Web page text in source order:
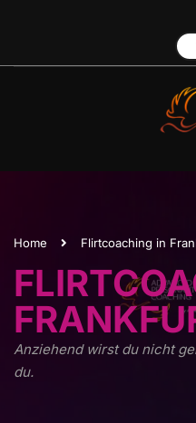
Home Flirtcoaching in
Anziehend wirst du nicht
du.